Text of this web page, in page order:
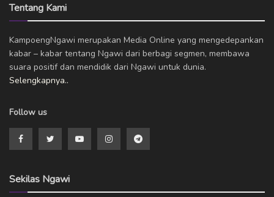
Tentang Kami
KampoengNgawi merupakan Media Online yang mengedepankan
kabar – kabar tentang Ngawi dari berbagi segmen, membawa
suara positif dan mendidik dari Ngawi untuk dunia.
Selengkapnya..
Follow us
Sekilas Ngawi